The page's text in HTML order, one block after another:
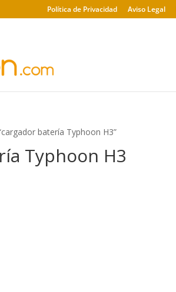
Política de Privacidad Aviso Legal
batería Typhoon H3”
Typhoon H3